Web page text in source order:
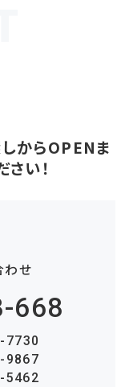
からOPENま
さい！
わせ
668
7730
9867
5462